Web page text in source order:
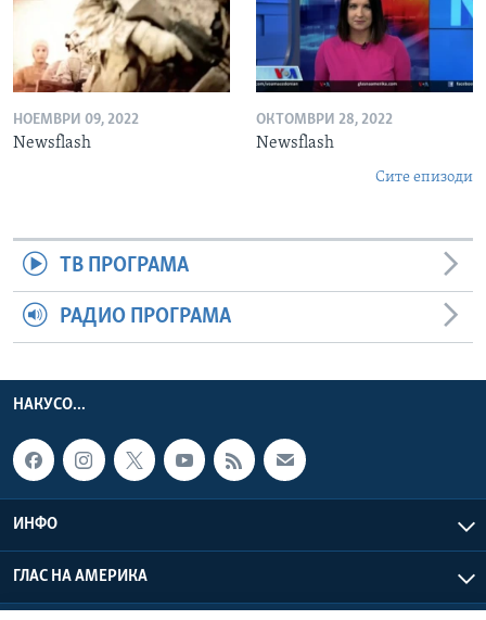
НОЕМВРИ 09, 2022
Newsflash
ОКТОМВРИ 28, 2022
Newsflash
Сите епизоди
ТВ ПРОГРАМА
РАДИО ПРОГРАМА
НАКУСО...
ИНФО
ГЛАС НА АМЕРИКА